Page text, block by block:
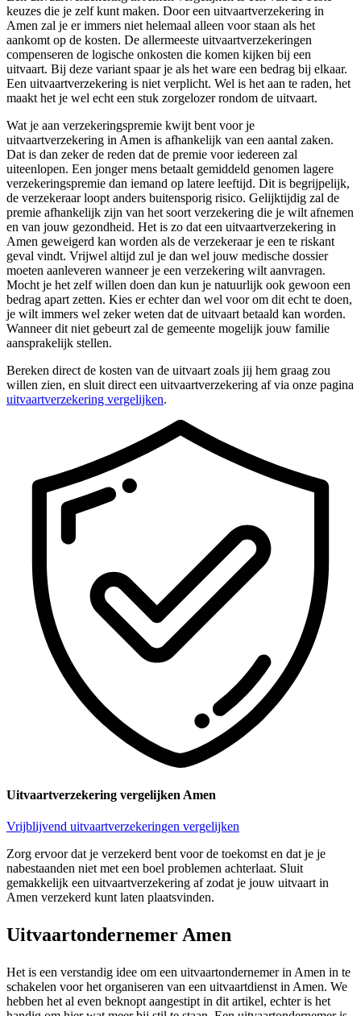
keuzes die je zelf kunt maken. Door een uitvaartverzekering in
Amen zal je er immers niet helemaal alleen voor staan als het
aankomt op de kosten. De allermeeste uitvaartverzekeringen
compenseren de logische onkosten die komen kijken bij een
uitvaart. Bij deze variant spaar je als het ware een bedrag bij elkaar.
Een uitvaartverzekering is niet verplicht. Wel is het aan te raden, het
maakt het je wel echt een stuk zorgelozer rondom de uitvaart.
Wat je aan verzekeringspremie kwijt bent voor je
uitvaartverzekering in Amen is afhankelijk van een aantal zaken.
Dat is dan zeker de reden dat de premie voor iedereen zal
uiteenlopen. Een jonger mens betaalt gemiddeld genomen lagere
verzekeringspremie dan iemand op latere leeftijd. Dit is begrijpelijk,
de verzekeraar loopt anders buitensporig risico. Gelijktijdig zal de
premie afhankelijk zijn van het soort verzekering die je wilt afnemen
en van jouw gezondheid. Het is zo dat een uitvaartverzekering in
Amen geweigerd kan worden als de verzekeraar je een te riskant
geval vindt. Vrijwel altijd zul je dan wel jouw medische dossier
moeten aanleveren wanneer je een verzekering wilt aanvragen.
Mocht je het zelf willen doen dan kun je natuurlijk ook gewoon een
bedrag apart zetten. Kies er echter dan wel voor om dit echt te doen,
je wilt immers wel zeker weten dat de uitvaart betaald kan worden.
Wanneer dit niet gebeurt zal de gemeente mogelijk jouw familie
aansprakelijk stellen.
Bereken direct de kosten van de uitvaart zoals jij hem graag zou
willen zien, en sluit direct een uitvaartverzekering af via onze pagina
uitvaartverzekering vergelijken.
Uitvaartverzekering vergelijken Amen
Vrijblijvend uitvaartverzekeringen vergelijken
Zorg ervoor dat je verzekerd bent voor de toekomst en dat je je
nabestaanden niet met een boel problemen achterlaat. Sluit
gemakkelijk een uitvaartverzekering af zodat je jouw uitvaart in
Amen verzekerd kunt laten plaatsvinden.
Uitvaartondernemer Amen
Het is een verstandig idee om een uitvaartondernemer in Amen in te
schakelen voor het organiseren van een uitvaartdienst in Amen. We
hebben het al even beknopt aangestipt in dit artikel, echter is het